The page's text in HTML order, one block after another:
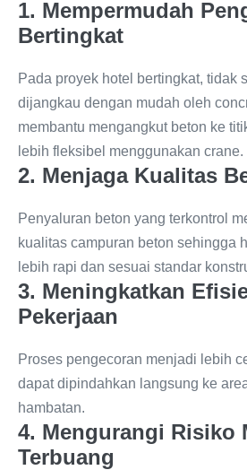
1. Mempermudah
Bertingkat
Pada proyek hotel bertingkat, tidak
dijangkau dengan mudah oleh
membantu mengangkut beton ke
lebih fleksibel menggunakan crane.
2. Menjaga Kualitas
Penyaluran beton yang terkontrol
kualitas campuran beton sehingga
lebih rapi dan sesuai standar
3. Meningkatkan
Pekerjaan
Proses pengecoran menjadi lebih
dapat dipindahkan langsung ke
hambatan.
4. Mengurangi Risiko
Terbuang